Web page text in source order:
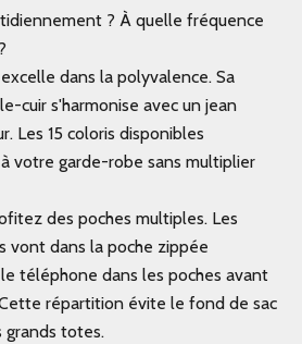
? À quelle fréquence
dans la polyvalence. Sa
cuir s'harmonise avec un jean
Les 15 coloris disponibles
votre garde-robe sans multiplier
des poches multiples. Les
vont dans la poche zippée
téléphone dans les poches avant
répartition évite le fond de sac
grands totes.